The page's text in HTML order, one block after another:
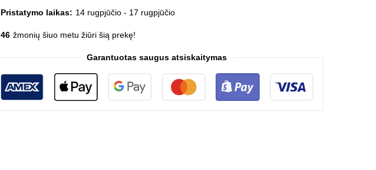
Pristatymo laikas: 14 rugpjūčio - 17 rugpjūčio
46 žmonių šiuo metu žiūri šią prekę!
Garantuotas saugus atsiskaitymas